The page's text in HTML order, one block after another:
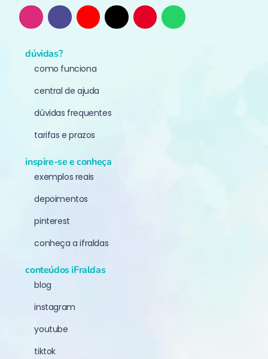
dúvidas?
como funciona
central de ajuda
dúvidas frequentes
tarifas e prazos
inspire-se e conheça
exemplos reais
depoimentos
pinterest
conheça a ifraldas
conteúdos iFraldas
blog
instagram
youtube
tiktok